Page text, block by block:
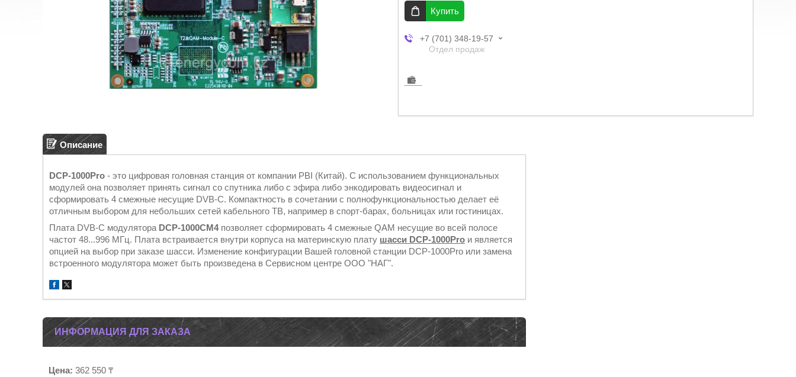
Купить
+7 (701) 348-19-57
Отдел продаж
Описание
DCP-1000Pro - это цифровая головная станция от компании PBI (Китай). С использованием функциональных
модулей она позволяет принять сигнал со спутника либо с эфира либо энкодировать видеосигнал и
сформировать 4 смежные несущие DVB-C. Компактность в сочетании с полнофункциональностью делает её
отличным выбором для небольших сетей кабельного ТВ, например в спорт-барах, больницах или гостиницах.
Плата DVB-C модулятора DCP-1000CM4позволяет сформировать 4 смежные QAM несущие во всей полосе
частот 48...996 МГц. Плата встраивается внутри корпуса на материнскую плату шасси DCP-1000Pro и является
опцией на выбор при заказе шасси. Изменение конфигурации Вашей головной станции DCP-1000Pro или замена
встроенного модулятора может быть произведена в Сервисном центре ООО "НАГ".
ИНФОРМАЦИЯ ДЛЯ ЗАКАЗА
Цена: 362 550 ₸